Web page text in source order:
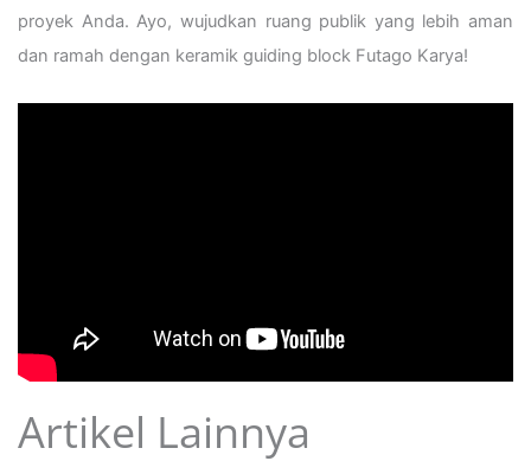
proyek Anda. Ayo, wujudkan ruang publik yang lebih aman
dan ramah dengan keramik guiding block Futago Karya!
Artikel Lainnya